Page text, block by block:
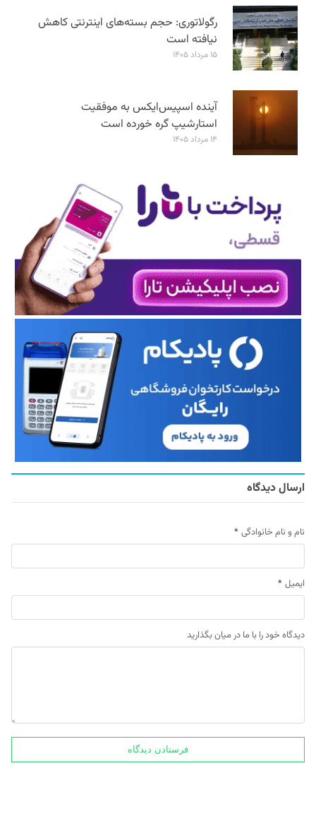
رگولاتوری: حجم بسته‌های اینترنتی کاهش
نیافته است
۱۵ مرداد ۱۴۰۵
آینده اسپیس‌ایکس به موفقیت
استارشیپ گره خورده است
۱۴ مرداد ۱۴۰۵
ارسال دیدگاه
نام و نام خانوادگی *
ایمیل *
دیدگاه خود را با ما در میان بگذارید